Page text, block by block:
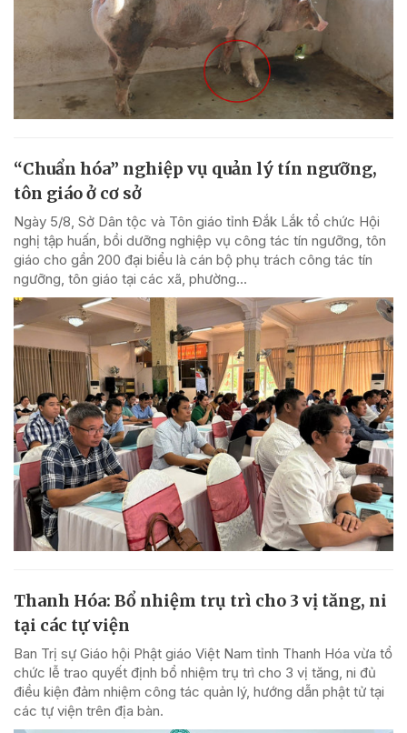
“Chuẩn hóa” nghiệp vụ quản lý tín ngưỡng,
tôn giáo ở cơ sở
Ngày 5/8, Sở Dân tộc và Tôn giáo tỉnh Đắk Lắk tổ chức Hội
nghị tập huấn, bồi dưỡng nghiệp vụ công tác tín ngưỡng, tôn
giáo cho gần 200 đại biểu là cán bộ phụ trách công tác tín
ngưỡng, tôn giáo tại các xã, phường...
Thanh Hóa: Bổ nhiệm trụ trì cho 3 vị tăng, ni
tại các tự viện
Ban Trị sự Giáo hội Phật giáo Việt Nam tỉnh Thanh Hóa vừa tổ
chức lễ trao quyết định bổ nhiệm trụ trì cho 3 vị tăng, ni đủ
điều kiện đảm nhiệm công tác quản lý, hướng dẫn phật tử tại
các tự viện trên địa bàn.